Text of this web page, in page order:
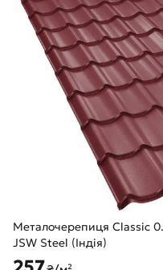
Металочерепиця Classic
JSW Steel (Індія)